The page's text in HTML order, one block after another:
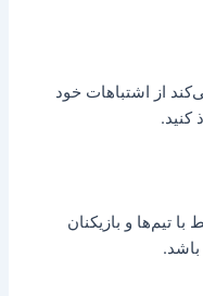
از اشتباهات خود
کنید.
تیم‌ها و بازیکنان
باشد.